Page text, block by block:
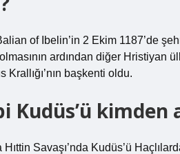
of Ibelin’in 2 Ekim 1187’de
ardından diğer Hristiyan
başkenti oldu.
kimden
Savaşı’nda Kudüs’ü